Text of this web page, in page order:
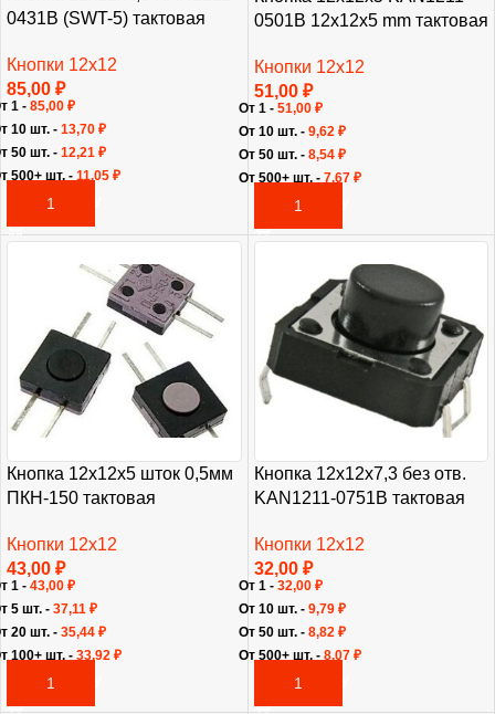
0431B (SWT-5) тактовая
Кнопки 12х12
85,00 ₽
В КОРЗИНУ
1 - 85,00 ₽
10 шт. - 13,70 ₽
50 шт. - 12,21 ₽
500+ шт. - 11,05 ₽
0501B 12x12x5 mm тактовая
Кнопки 12х12
51,00 ₽
В КОРЗИНУ
От 1 - 51,00 ₽
От 10 шт. - 9,62 ₽
От 50 шт. - 8,54 ₽
От 500+ шт. - 7,67 ₽
Кнопка 12х12х5 шток 0,5мм
ПКН-150 тактовая
Кнопки 12х12
43,00 ₽
В КОРЗИНУ
1 - 43,00 ₽
5 шт. - 37,11 ₽
20 шт. - 35,44 ₽
100+ шт. - 33,92 ₽
Кнопка 12х12х7,3 без отв.
KAN1211-0751B тактовая
Кнопки 12х12
32,00 ₽
В КОРЗИНУ
От 1 - 32,00 ₽
От 10 шт. - 9,79 ₽
От 50 шт. - 8,82 ₽
От 500+ шт. - 8,07 ₽